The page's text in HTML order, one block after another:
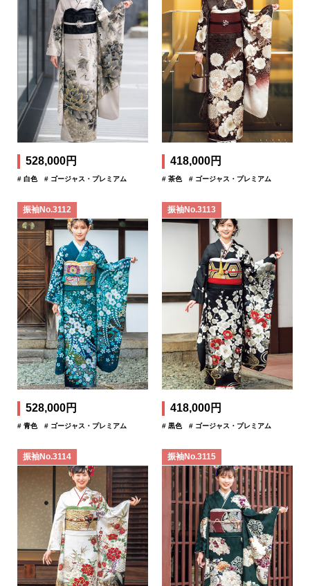
528,000円
# 白色 # ゴージャス・プレミアム
418,000円
# 茶色 # ゴージャス・プレミアム
振袖No.3112
528,000円
# 青色 # ゴージャス・プレミアム
振袖No.3113
418,000円
# 黒色 # ゴージャス・プレミアム
振袖No.3114 振袖No.3115